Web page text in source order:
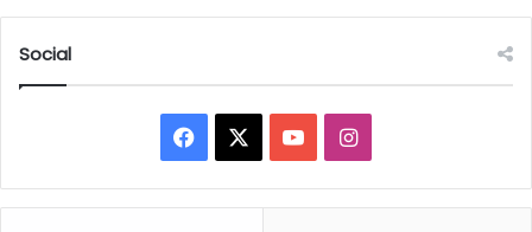
Social
Facebook YouTubeInstagram